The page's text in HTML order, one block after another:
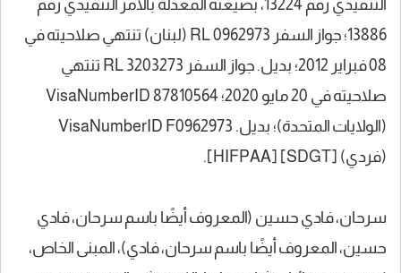
التنفيذي رقم 13224، بصيغته المعدلة بالأمر التنفيذي رقم
13886؛ جواز السفر RL 0962973 (لبنان) تنتهي صلاحيته في
08 فبراير 2012؛ بديل. جواز السفر RL 3203273 تنتهي
صلاحيته في 20 مايو 2020؛ VisaNumberID 87810564
(الولايات المتحدة)؛ بديل. VisaNumberID F0962973
(فردي) [SDGT] [HIFPAA].
سرحان، فادي حسين (المعروف أيضًا باسم سرحان، فادي
حسين، المعروف أيضًا باسم سرحان، فادي)، المبنى الخاص،